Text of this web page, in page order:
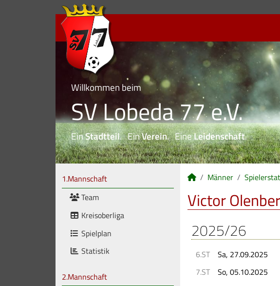
Willkommen beim
SV Lobeda 77 e.V.
EinStadtteil. EinVerein. EineLeidenschaft.
1.Mannschaft
Team
Kreisoberliga
Spielplan
Statistik
2.Mannschaft
Männer
Victor
2025/26
6.ST Sa, 27.09.2025
7.ST
So, 05.10.2025